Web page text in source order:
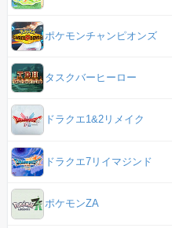
ポケモンチャンピオンズ
タスクバーヒーロー
ドラクエ1&2リメイク
ドラクエ7リイマジンド
ポケモンZA